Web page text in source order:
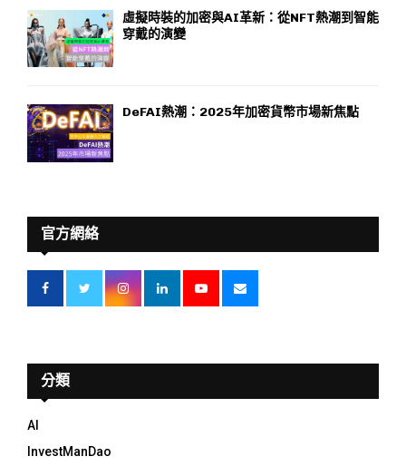
虛擬時裝的加密與AI革新：從NFT熱潮到智能
穿戴的演變
DeFAI熱潮：2025年加密貨幣市場新焦點
官方網絡
分類
AI
InvestManDao